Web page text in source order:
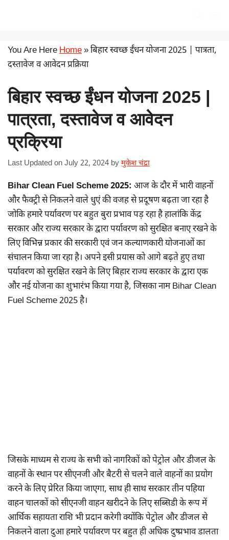
You Are HereHome»बिहार स्वच्छ ईंधन योजना 2025 | पात्रता,
दस्तावेज व आवेदन प्रक्रिया
बिहार स्वच्छ ईंधन योजना 2025 |
पात्रता, दस्तावेज व आवेदन
प्रक्रिया
Last Updated on July 22, 2024 by मुकेश चंद्रा
Bihar Clean Fuel Scheme 2025: आज के दौर में भारी वाहनों
और फैक्ट्री से निकलने वाले धुएं की वजह से प्रदूषण बढ़ता जा रहा है
जोकि हमारे पर्यावरण पर बहुत बुरा प्रभाव पड़ रहा है हालांकि केंद्र
सरकार और राज्य सरकार के द्वारा पर्यावरण को सुरक्षित बनाए रखने के
लिए विभिन्न प्रकार की सरकारी एवं जन कल्याणकारी योजनाओं का
संचालन किया जा रहा है। अपने इसी प्रयास को आगे बढ़ते हुए तथा
पर्यावरण को सुरक्षित रखने के लिए बिहार राज्य सरकार के द्वारा एक
और नई योजना का शुभारंभ किया गया है, जिसका नाम Bihar Clean
Fuel Scheme 2025 है।
जिसके माध्यम से राज्य के सभी को नागरिकों को पेट्रोल और डीजल के
वाहनों के स्थान पर सीएनजी और बैटरी से चलने वाले वाहनों का प्रयोग
करने के लिए प्रेरित किया जाएगा, साथ ही साथ सरकार तीन पहिया
वाहन चालकों को सीएनजी वाहन खरीदने के लिए सब्सिडी के रूप में
आर्थिक सहायता राशि भी प्रदान करेगी क्योंकि पेट्रोल और डीजल से
निकलने वाला दुआ हमारे पर्यावरण पर बहुत ही अधिक दुष्प्रभाव डालता